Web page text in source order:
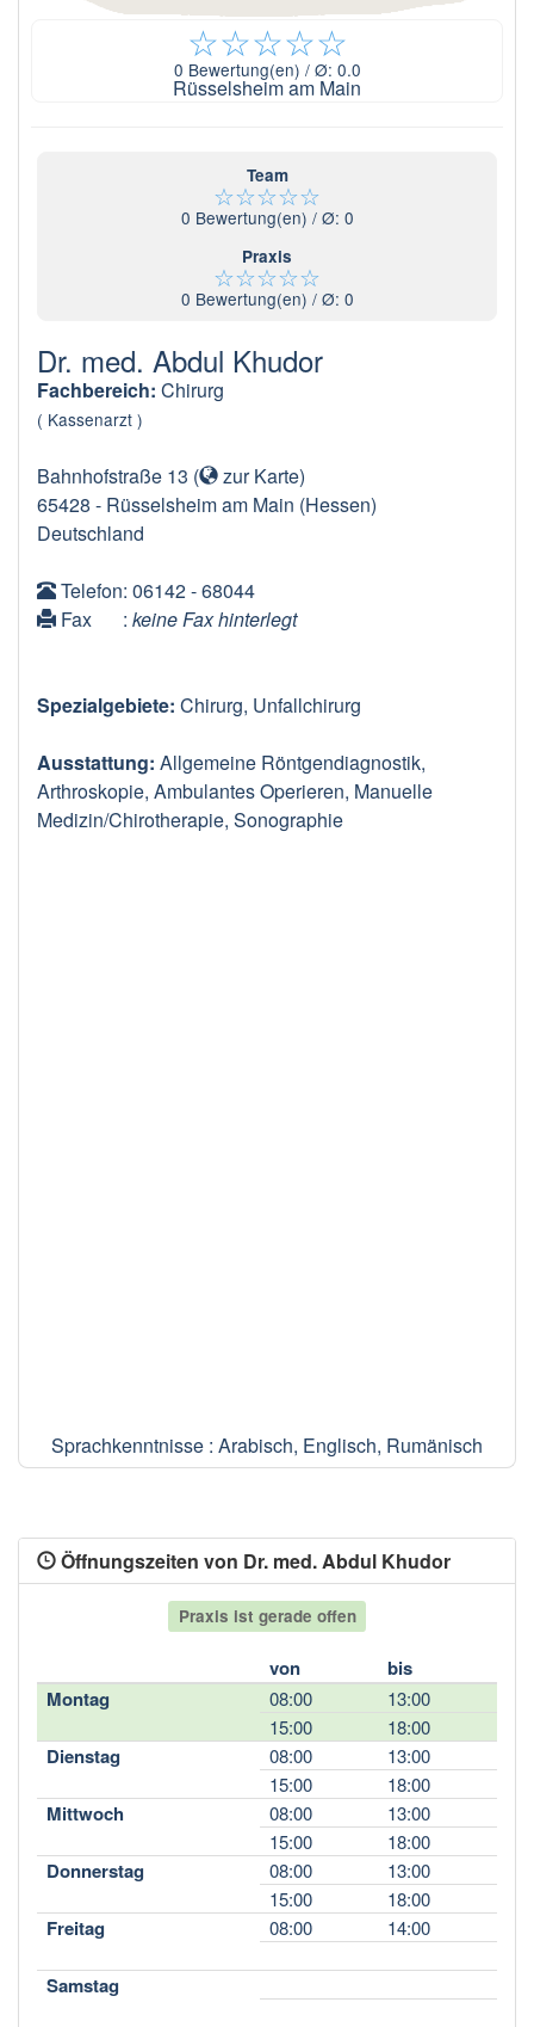
☆☆☆☆☆
0 Bewertung(en) / Ø: 0.0
Rüsselsheim am Main
Team
☆☆☆☆☆
0 Bewertung(en) / Ø: 0
Praxis
☆☆☆☆☆
0 Bewertung(en) / Ø: 0
Dr. med. Abdul Khudor
Fachbereich: Chirurg
( Kassenarzt )
Bahnhofstraße 13 ( zur Karte)
65428 - Rüsselsheim am Main (Hessen)
Deutschland
Telefon: 06142 - 68044
Fax
: keine Fax hinterlegt
Spezialgebiete: Chirurg, Unfallchirurg
Ausstattung: Allgemeine Röntgendiagnostik,
Arthroskopie, Ambulantes Operieren, Manuelle
Medizin/Chirotherapie, Sonographie
Sprachkenntnisse : Arabisch, Englisch, Rumänisch
Öffnungszeiten von Dr. med. Abdul Khudor
Praxis ist gerade offen
von
bis
Montag
08:00
13:00
15:00
18:00
Dienstag 08:00
13:00
15:00
18:00
Mittwoch 08:00
13:00
15:00
18:00
Donnerstag 08:00
13:00
15:00
18:00
Freitag 08:00 14:00
Samstag